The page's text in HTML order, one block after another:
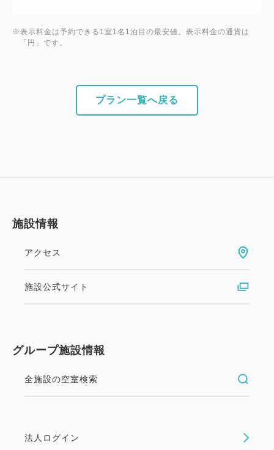
歯みがき/カミソリ/綿棒/コットン/スリッパ/ヘアブラ
【駐車場のご案内】※事前予約制
ご宿泊予約後に空車状況をホテルへお確かめ下さい。
JR武蔵野線「北朝霞駅」より徒歩約1分
※表示料金は予約できる1室1名1泊目の最安値。表示料金の通貨は
「円」です。
プラン一覧へ戻る
施設情報
アクセス
施設公式サイト
グループ施設情報
全施設の空室検索
法人ログイン